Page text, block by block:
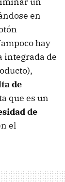
en
hay
integrada de
de
que es un
de
el